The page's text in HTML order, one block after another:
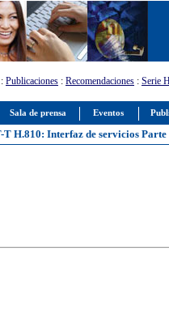
Sala de prensa Eventos
Publicaciones : Recomendaciones : Serie
H.810: Interfaz de servicios